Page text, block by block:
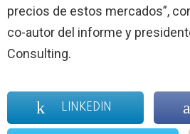
precios de estos mercados”,
co-autor del informe y
Consulting.
LINKEDIN